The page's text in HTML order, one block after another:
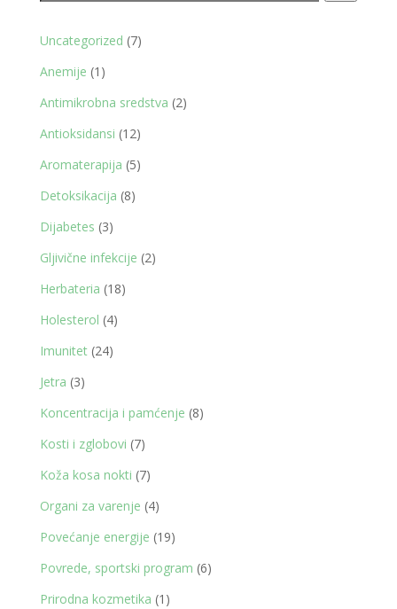
Uncategorized 77
Anemije 1 1
proizvod
Antimikrobna sredstva 22
Antioksidansi 1212
proizvoda
Aromaterapija 55
Detoksikacija 88
Dijabetes 33
proizvoda
Gljivične infekcije 22
Herbateria 1818
Holesterol 44
Imunitet 2424
Jetra 33
proizvoda
Koncentracija i pamćenje 88
Kosti i zglobovi 77
proizvoda
Koža kosa nokti 77
proizvoda
Organi za varenje 44
proizvoda
Povećanje energije 1919
proizvoda
Povrede, sportski program 66
Prirodna kozmetika 1 1